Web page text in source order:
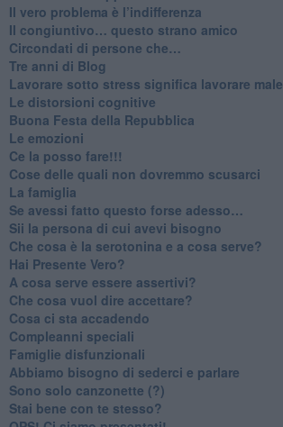
​Il vero problema è l’indifferenza
​Il congiuntivo… questo strano amico
​Circondati di persone che…
​Tre anni di Blog
​Lavorare sotto stress significa lavorare male
​Le distorsioni cognitive
​Buona Festa della Repubblica
Le emozioni
​Ce la posso fare!!!
​Cose delle quali non dovremmo scusarci
​La famiglia
​Se avessi fatto questo forse adesso…
​Sii la persona di cui avevi bisogno
Che cosa è la serotonina e a cosa serve?
​Hai Presente Vero?
A cosa serve essere assertivi?
​Che cosa vuol dire accettare?
​Cosa ci sta accadendo
​Compleanni speciali
​Famiglie disfunzionali
​Abbiamo bisogno di sederci e parlare
Sono solo canzonette (?)
​Stai bene con te stesso?